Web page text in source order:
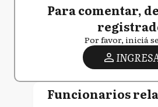
Para comentar,
Por favor, iniciá
Funcionarios